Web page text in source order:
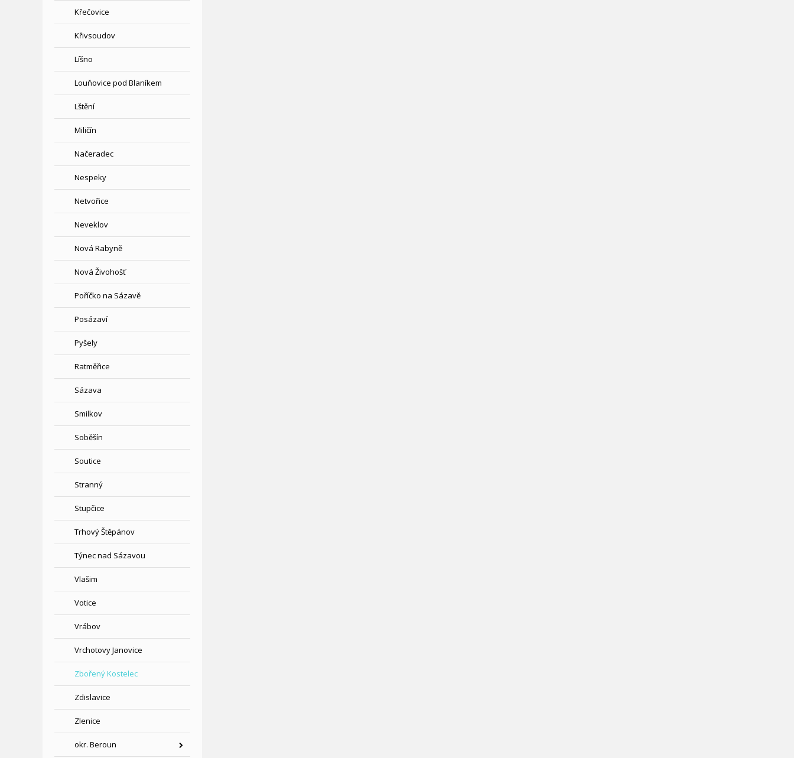
Křečovice
Křivsoudov
Líšno
Louňovice pod Blaníkem
Lštění
Miličín
Načeradec
Nespeky
Netvořice
Neveklov
Nová Rabyně
Nová Živohošť
Poříčko na Sázavě
Posázaví
Pyšely
Ratměřice
Sázava
Smilkov
Soběšín
Soutice
Stranný
Stupčice
Trhový Štěpánov
Týnec nad Sázavou
Vlašim
Votice
Vrábov
Vrchotovy Janovice
Zbořený Kostelec
Zdislavice
Zlenice
okr. Beroun